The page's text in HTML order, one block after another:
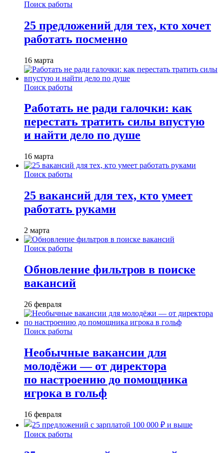
Поиск работы
25 предложений для тех, кто хочет
работать посменно
16 марта
Поиск работы
Работать не ради галочки: как
перестать тратить силы впустую
и найти дело по душе
16 марта
Поиск работы
25 вакансий для тех, кто умеет
работать руками
2 марта
Поиск работы
Обновление фильтров в поиске
вакансий
26 февраля
Поиск работы
Необычные вакансии для
молодёжи — от директора
по настроению до помощника
игрока в гольф
16 февраля
Поиск работы